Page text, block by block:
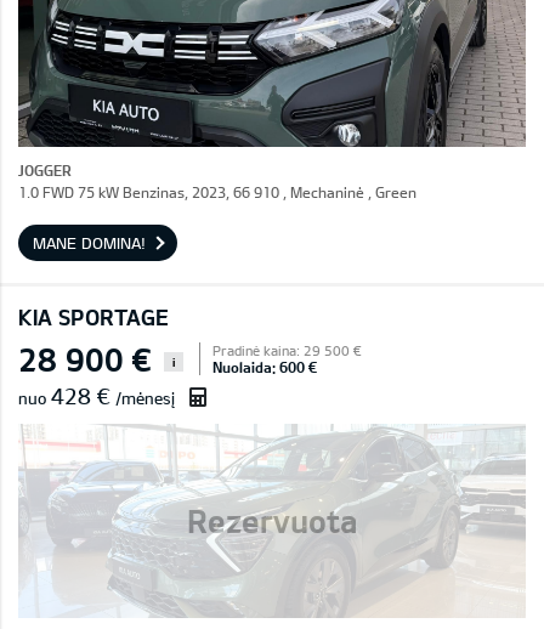
JOGGER
1.0 FWD 75 kW Benzinas, 2023, 66 910 , Mechaninė , Green
MANE DOMINA!
KIA SPORTAGE
Rezervuota
28 900 € i
Pradinė kaina: 29 500 €
Nuolaida: 600 €
nuo 428 € /mėnesį